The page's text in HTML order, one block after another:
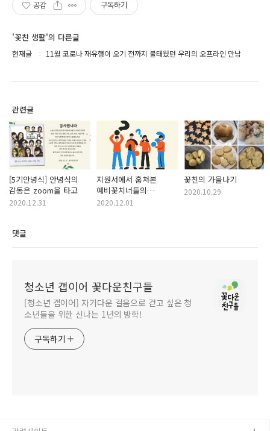
공감 구독하기
'꽃친 생활'의 다른글
현재글 11월 코로나 재유행이 오기 전까지 불태웠던 우리의 오프라인 만남
관련글
[5기안녕식] 안녕식의
감동은 zoom을 타고
2020.12.31
지원서에서 훔쳐본
예비꽃치너들의
인생질문
2020.12.01
꽃친의 가을나기
2020.10.29
댓글
청소년 갭이어 꽃다운친구들
[청소년 갭이어] 자기다운 걸음으로 걷고 싶은 청
소년들을 위한 신나는 1년의 방학!
구독하기